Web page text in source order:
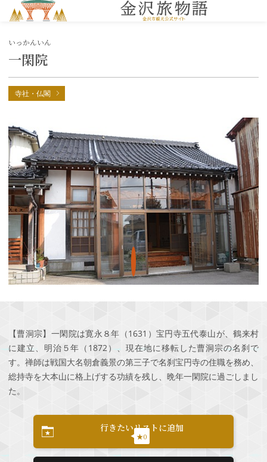
一閑院
いっかんいん
寺社・仏閣
【曹洞宗】一閑院は寛永８年（1631）宝円寺五代泰山が、鶴来村
に建立、明治５年（1872）、現在地に移転した曹洞宗の名刹で
す。禅師は戦国大名朝倉義景の第三子で名刹宝円寺の住職を務め、
総持寺を大本山に格上げする功績を残し、晩年一閑院に過ごしまし
た。
行きたいリストに追加
★0